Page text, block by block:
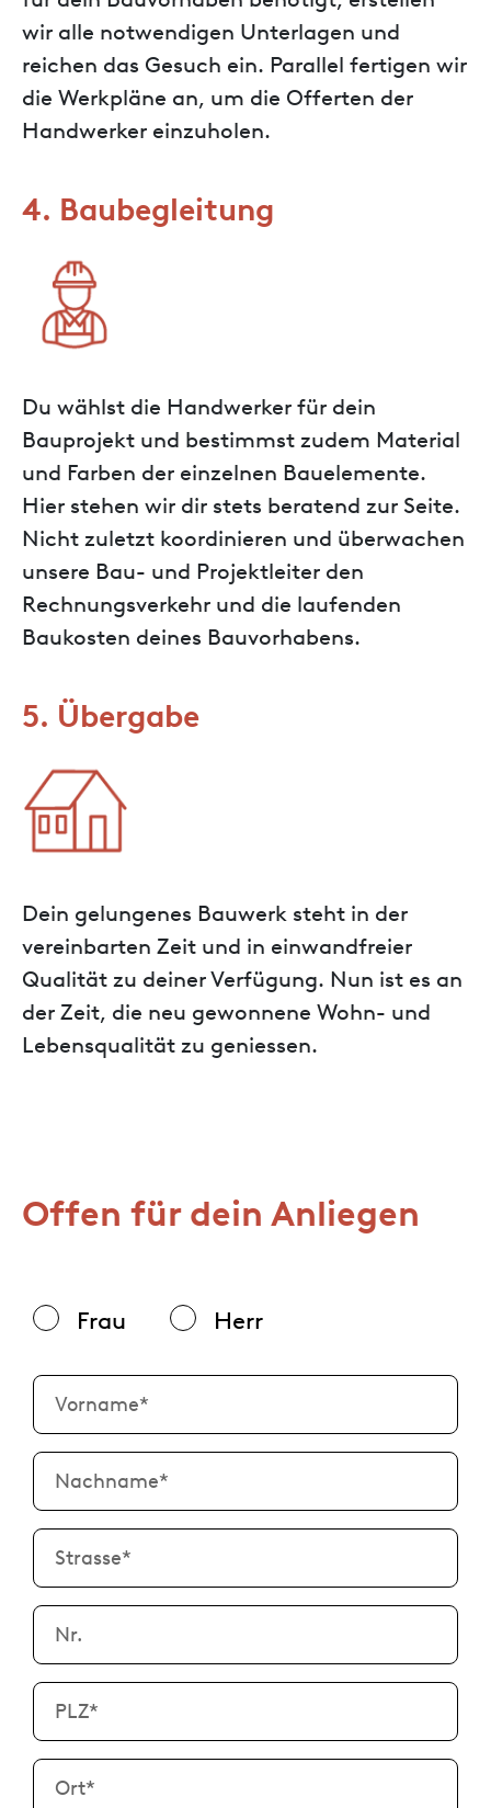
wir alle notwendigen Unterlagen und
reichen das Gesuch ein. Parallel fertigen wir
die Werkpläne an, um die Offerten der
Handwerker einzuholen.
4. Baubegleitung
Du wählst die Handwerker für dein
Bauprojekt und bestimmst zudem Material
und Farben der einzelnen Bauelemente.
Hier stehen wir dir stets beratend zur Seite.
Nicht zuletzt koordinieren und überwachen
unsere Bau- und Projektleiter den
Rechnungsverkehr und die laufenden
Baukosten deines Bauvorhabens.
5. Übergabe
Dein gelungenes Bauwerk steht in der
vereinbarten Zeit und in einwandfreier
Qualität zu deiner Verfügung. Nun ist es an
der Zeit, die neu gewonnene Wohn- und
Lebensqualität zu geniessen.
Offen für dein Anliegen
Frau Herr
Vorname*
Nachname*
Strasse*
Nr.
PLZ*
Ort*